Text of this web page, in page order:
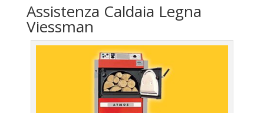
Assistenza Caldaia Legna
Viessman